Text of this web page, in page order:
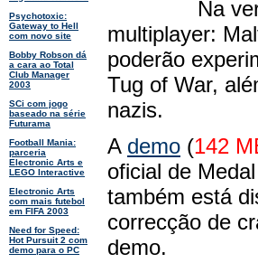
Psychotoxic:
Gateway to Hell
com novo site
Bobby Robson dá
a cara ao Total
Club Manager
2003
SCi com jogo
baseado na série
Futurama
Football Mania:
parceria
Electronic Arts e
LEGO Interactive
Electronic Arts
com mais futebol
em FIFA 2003
Need for Speed:
Hot Pursuit 2 com
demo para o PC
Na
multiplayer:
poderão
Tug of War,
nazis.
A demo (142
oficial de
também está
correcção de
demo.